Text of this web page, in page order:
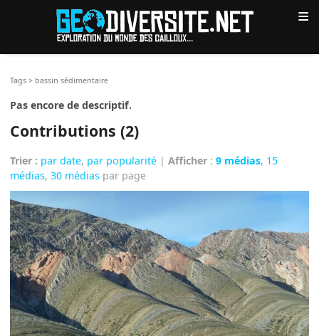
≡
Tags > bassin sédimentaire
Pas encore de descriptif.
Contributions (2)
Trier : par date, par popularité |Afficher :9 médias, 15
médias,30 médias par page